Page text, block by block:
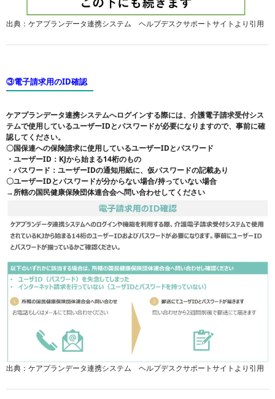
出典：ケアプランデータ連携システム ヘルプデスクサポートサイトより引用
③電子請求用のID確認
ケアプランデータ連携システムへログインする際には、介護電子請求受付シス
テムで使用しているユーザーIDとパスワードが必要になりますので、事前に確
認してください。
〇国保連への保険請求に使用しているユーザーIDとパスワード
・ユーザーID：KJから始まる14桁のもの
・パスワード：ユーザーIDの通知用紙に、仮パスワードの記載あり
〇ユーザーIDとパスワードが分からない場合/持っていない場合
→所轄の国民健康保険団体連合会へ問い合わせしてください
出典：ケアプランデータ連携システム ヘルプデスクサポートサイトより引用